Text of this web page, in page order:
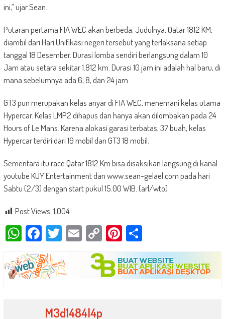
ini,” ujar Sean.
Putaran pertama FIA WEC akan berbeda. Judulnya, Qatar 1812 KM,
diambil dari Hari Unifikasi negeri tersebut yang terlaksana setiap
tanggal 18 Desember. Durasi lomba sendiri berlangsung dalam 10
Jam atau setara sekitar 1.812 km. Durasi 10 jam ini adalah hal baru, di
mana sebelumnya ada 6, 8, dan 24 jam.
GT3 pun merupakan kelas anyar di FIA WEC, menemani kelas utama
Hypercar. Kelas LMP2 dihapus dan hanya akan dilombakan pada 24
Hours of Le Mans. Karena alokasi garasi terbatas, 37 buah, kelas
Hypercar terdiri dari 19 mobil dan GT3 18 mobil.
Sementara itu race Qatar 1812 Km bisa disaksikan langsung di kanal
youtube KUY Entertainment dan www.sean-gelael.com pada hari
Sabtu (2/3) dengan start pukul 15.00 WIB. (arl/wto)
Post Views:1,004
WhatsApp
Facebook
Twitter
EmailCopy
Link
Pinterest
Share
M3d1484l4p